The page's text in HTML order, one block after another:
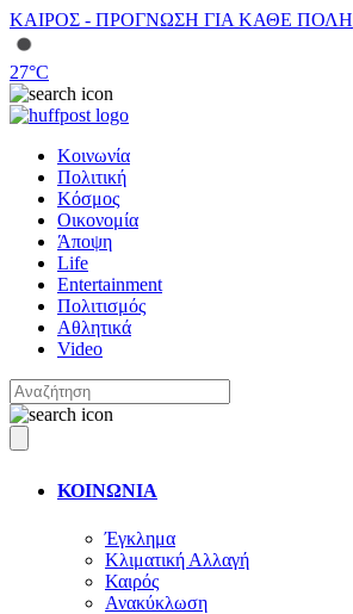
ΚΑΙΡΟΣ - ΠΡΟΓΝΩΣΗ ΓΙΑ ΚΑΘΕ ΠΟΛΗ
27°C
Κοινωνία
Πολιτική
Κόσμος
Οικονομία
Άποψη
Life
Entertainment
Πολιτισμός
Αθλητικά
Video
ΚΟΙΝΩΝΙΑ
Έγκλημα
Κλιματική Αλλαγή
Καιρός
Ανακύκλωση